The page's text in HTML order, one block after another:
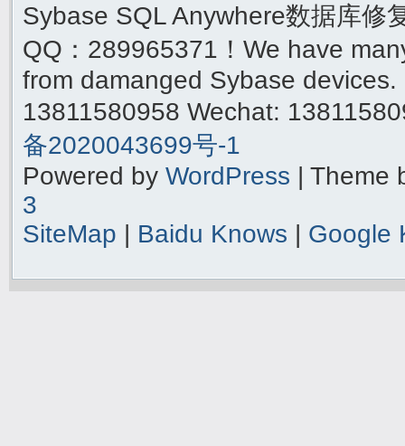
Sybase SQL Anywhere数据库修
QQ：289965371！We have
from damanged Sybase
13811580958 Wechat:
备2020043699号-1
Powered by WordPress | Theme
3
SiteMap | Baidu Knows | Google